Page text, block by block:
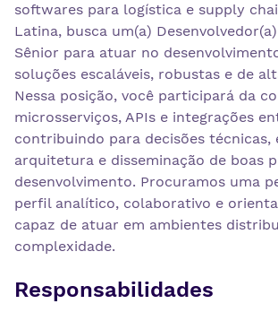
softwares para logística e supply
Latina, busca um(a)
Sênior para atuar no
soluções escaláveis, robustas e de
Nessa posição, você participará da
microsserviços, APIs e integrações
contribuindo para decisões técnicas,
arquitetura e disseminação de boas
desenvolvimento. Procuramos uma
perfil analítico, colaborativo e
capaz de atuar em ambientes
complexidade.
Responsabilidades